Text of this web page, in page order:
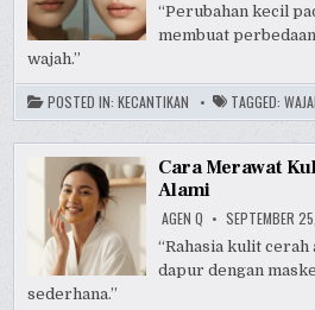
“Perubahan kecil
membuat
wajah.”
POSTED IN:KECANTIKAN TAGGED:
Cara Merawat
Alami
AGEN Q SEPTEMBER
“Rahasia kulit
dapur dengan
sederhana.”